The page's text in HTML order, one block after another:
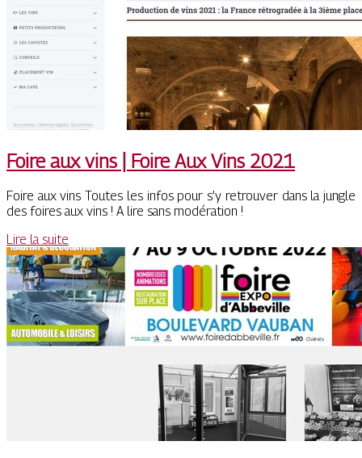
Foire aux vins | Foire Aux Vins 2021
Foire aux vins Toutes les infos pour s’y retrouver dans la jungle
des foires aux vins ! A lire sans modération !
Lire la suite